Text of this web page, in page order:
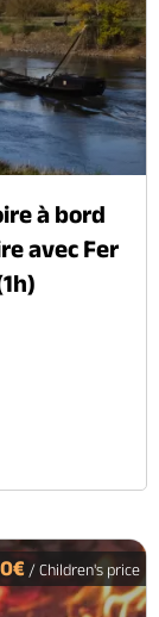
à bord
avec Fer
/ Children's price